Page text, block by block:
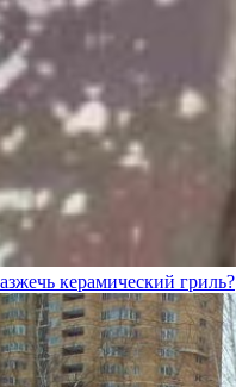
керамический гриль?